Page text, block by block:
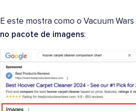
E este mostra como o Vacuum Wars
no pacote de imagens: